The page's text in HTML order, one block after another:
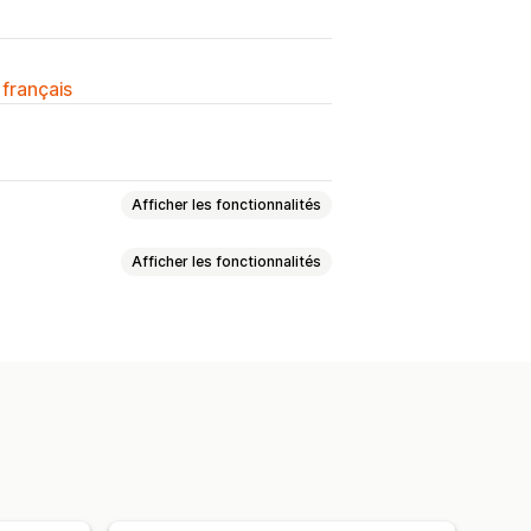
Afficher les fonctionnalités
Afficher les fonctionnalités